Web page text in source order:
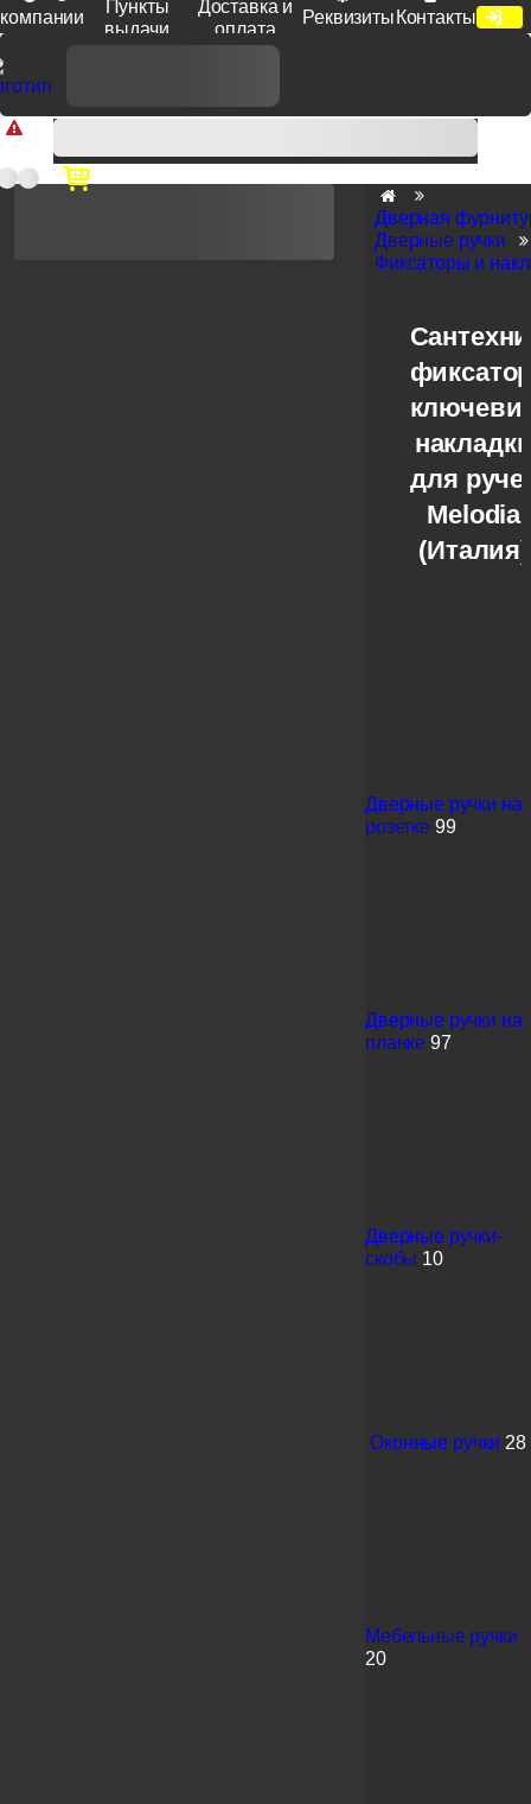
компании
Пункты
выдачи
Доставка и
оплата
Реквизиты Контакты
Доп. скидка от цен на сайте 7% при заказе от 50 тыс. руб
продукции Venezia, Fratelli, Tupai, Extreza, Melodia, Forme при
оплате по счету.
Дверная
Дверные ручки
Фиксаторы и
для
Melodia
(Италия)
Дверные ручки на
розетке 99
Дверные ручки на
планке 97
Дверные ручки-
скобы 10
Оконные ручки 28
Мебельные ручки
20